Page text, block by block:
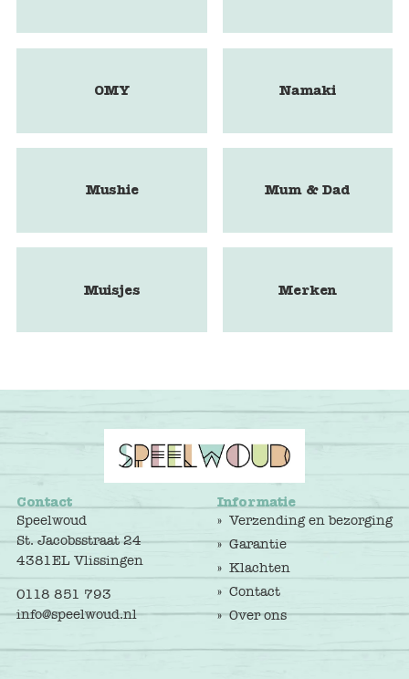
OMY Namaki
Mushie Mum & Dad
Muisjes Merken
Contact
Speelwoud
St. Jacobsstraat 24
4381EL Vlissingen
0118 851 793
info@speelwoud.nl
Informatie
Verzending en bezorging
Garantie
Klachten
Contact
Over ons